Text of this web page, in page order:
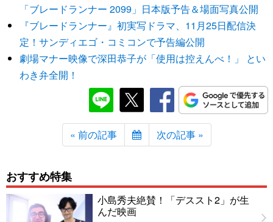
「ブレードランナー 2099」日本版予告＆場面写真公開
『ブレードランナー』初実写ドラマ、11月25日配信決
定！サンディエゴ・コミコンで予告編公開
劇場マナー映像で深田恭子が「使用は控えんべ！」 とい
わき弁全開！
« 前の記事 次の記事 »
おすすめ特集
小島秀夫絶賛！「デススト2」が生
んだ映画